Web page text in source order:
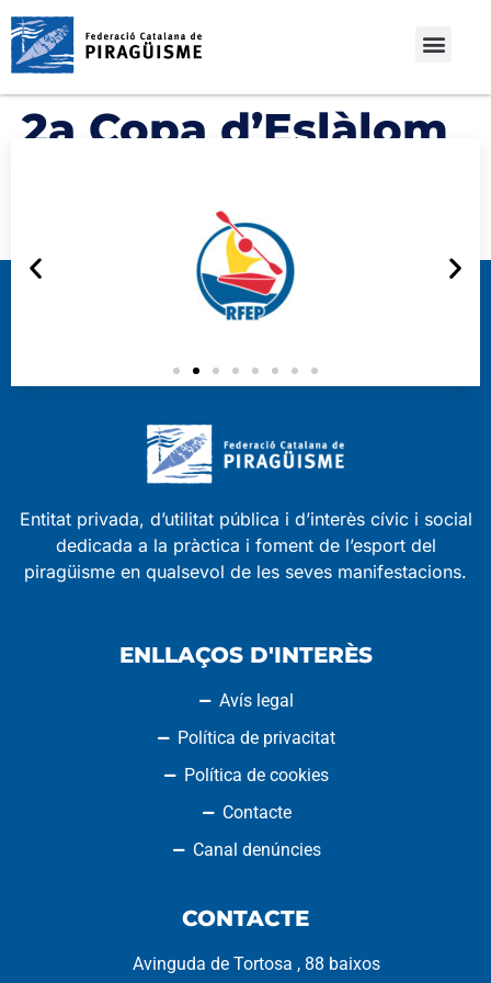
2a Copa d’Eslàlom
Entitat privada, d’utilitat pública i d’interès cívic i social
dedicada a la pràctica i foment de l’esport del
piragüisme en qualsevol de les seves manifestacions.
ENLLAÇOS D'INTERÈS
Avís legal
Política de privacitat
Política de cookies
Contacte
Canal denúncies
CONTACTE
Avinguda de Tortosa , 88 baixos